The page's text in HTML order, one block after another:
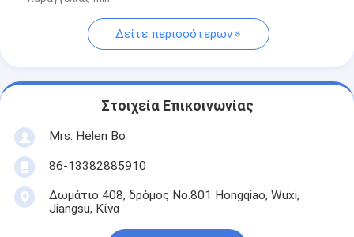
Δείτε περισσότερων
Στοιχεία Επικοινωνίας
Mrs. Helen Bo
86-13382885910
Δωμάτιο 408, δρόμος No.801 Hongqiao, Wuxi,
Jiangsu, Κίνα